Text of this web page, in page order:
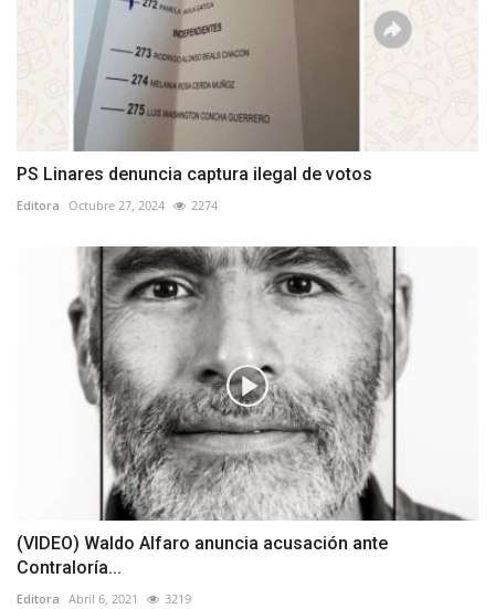
PS Linares denuncia captura ilegal de votos
Editora Octubre 27, 2024 2274
(VIDEO) Waldo Alfaro anuncia acusación ante
Contraloría...
Editora Abril 6, 2021 3219